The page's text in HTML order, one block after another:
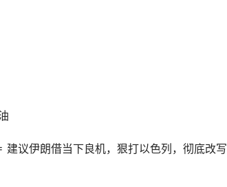
议伊朗借当下良机，狠打以色列，彻底改